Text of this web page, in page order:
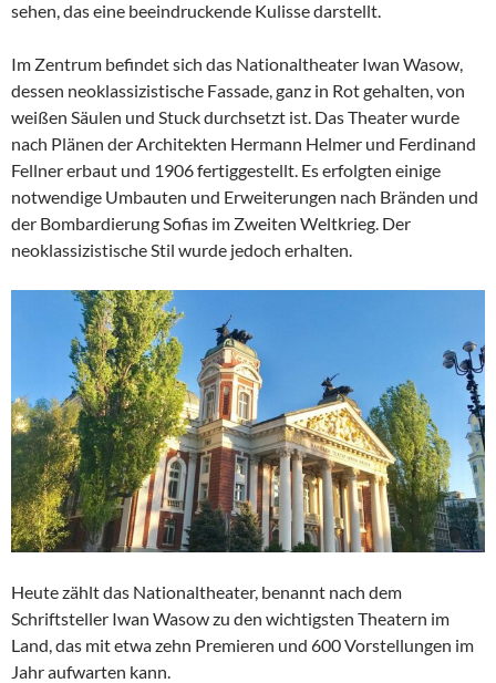
sehen, das eine beeindruckende Kulisse darstellt.
Im Zentrum befindet sich das Nationaltheater Iwan Wasow,
dessen neoklassizistische Fassade, ganz in Rot gehalten, von
weißen Säulen und Stuck durchsetzt ist. Das Theater wurde
nach Plänen der Architekten Hermann Helmer und Ferdinand
Fellner erbaut und 1906 fertiggestellt. Es erfolgten einige
notwendige Umbauten und Erweiterungen nach Bränden und
der Bombardierung Sofias im Zweiten Weltkrieg. Der
neoklassizistische Stil wurde jedoch erhalten.
Heute zählt das Nationaltheater, benannt nach dem
Schriftsteller Iwan Wasow zu den wichtigsten Theatern im
Land, das mit etwa zehn Premieren und 600 Vorstellungen im
Jahr aufwarten kann.